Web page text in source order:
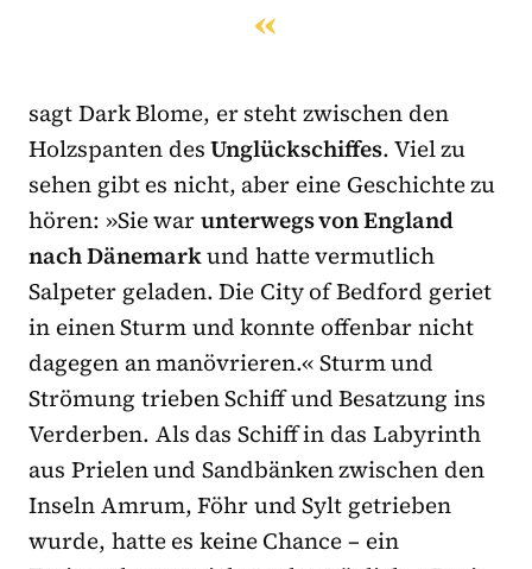
sagt Dark Blome, er steht zwischen den
Holzspanten desUnglückschiffes. Viel zu
sehen gibt es nicht, aber eine Geschichte zu
hören: »Sie warunterwegs von England
nach Dänemarkund hatte vermutlich
Salpeter geladen. Die City of Bedford geriet
in einen Sturm und konnte offenbar nicht
dagegen an manövrieren.« Sturm und
Strömung trieben Schiff und Besatzung ins
Verderben. Als das Schiff in das Labyrinth
aus Prielen und Sandbänken zwischen den
Inseln Amrum, Föhr und Sylt getrieben
wurde, hatte es keine Chance – ein